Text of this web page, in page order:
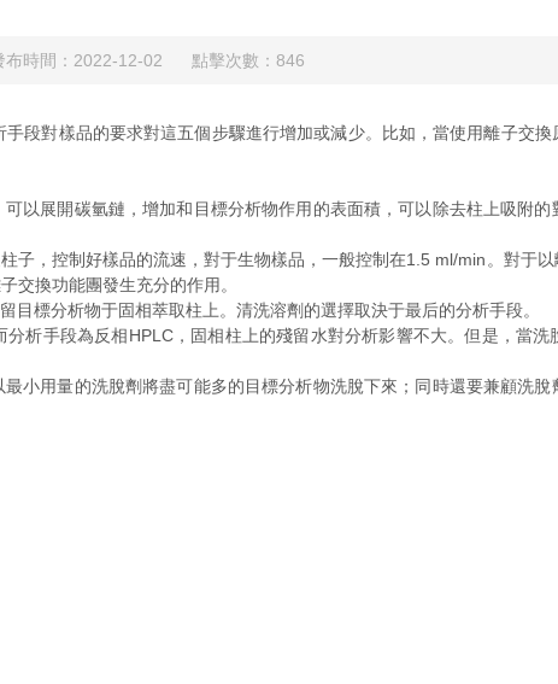
布時間：2022-12-02 點擊次數：846
對樣品的要求對這五個步驟進行增加或減少。比如，當使用離子交換
展開碳氫鏈，增加和目標分析物作用的表面積，可以除去柱上吸附的
子，控制好樣品的流速，對于生物樣品，一般控制在1.5 ml/min。對于
交換功能團發生充分的作用。
標分析物于固相萃取柱上。清洗溶劑的選擇取決于最后的分析手段。
手段為反相HPLC，固相柱上的殘留水對分析影響不大。但是，當洗
用量的洗脫劑將盡可能多的目標分析物洗脫下來；同時還要兼顧洗脫